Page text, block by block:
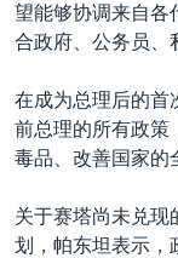
望能够协调来自各
合政府、公务员、
在成为总理后的首
前总理的所有政策
毒品、改善国家的
关于赛塔尚未兑现
划，帕东坦表示，